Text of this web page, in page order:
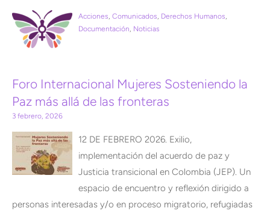
Acciones, Comunicados, Derechos Humanos,
Documentación, Noticias
Foro Internacional Mujeres Sosteniendo la
Paz más allá de las fronteras
3 febrero, 2026
12 DE FEBRERO 2026. Exilio,
implementación del acuerdo de paz y
Justicia transicional en Colombia (JEP). Un
espacio de encuentro y reflexión dirigido a
personas interesadas y/o en proceso migratorio, refugiadas